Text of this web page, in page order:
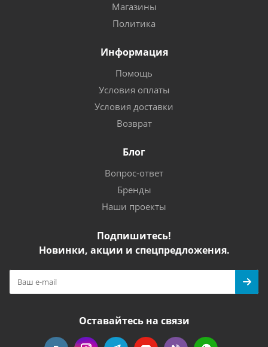
Магазины
Политика
Информация
Помощь
Условия оплаты
Условия доставки
Возврат
Блог
Вопрос-ответ
Бренды
Наши проекты
Подпишитесь!
Новинки, акции и спецпредложения.
Оставайтесь на связи